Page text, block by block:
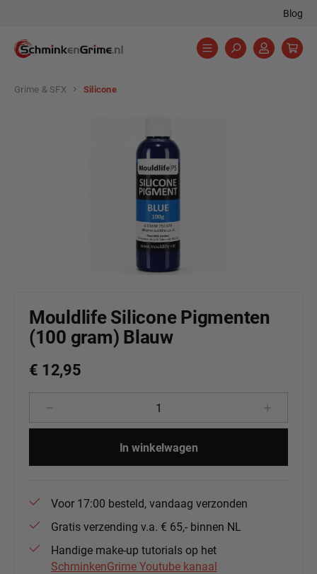
Blog
Grime & SFX Silicone
Mouldlife Silicone Pigmenten
(100 gram) Blauw
€ 12,95
Producthoeveelheid: Voer de
In winkelwagen
Voor 17:00 besteld, vandaag verzonden
Gratis verzending v.a. € 65,- binnen NL
Handige make-up tutorials op het
SchminkenGrime Youtube kanaal